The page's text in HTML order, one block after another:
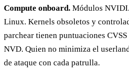
Compute onboard. Módulos
Linux. Kernels obsoletos y
parchear tienen puntuaciones
NVD. Quien no minimiza el
de ataque con cada patrulla.